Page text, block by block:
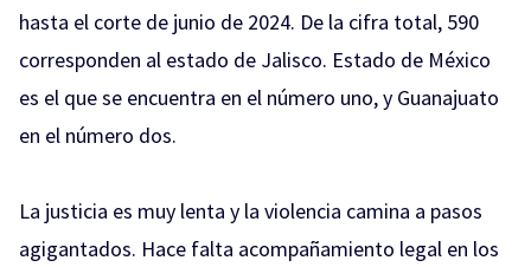
hasta el corte de junio de 2024. De la cifra total, 590
corresponden al estado de Jalisco. Estado de México
es el que se encuentra en el número uno, y Guanajuato
en el número dos.
La justicia es muy lenta y la violencia camina a pasos
agigantados. Hace falta acompañamiento legal en los